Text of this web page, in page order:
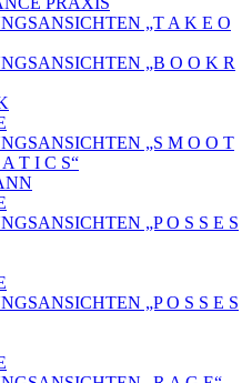
„T A K E O
„B O O K R
„S M O O T
T I C S“
„P O S S E S
„P O S S E S